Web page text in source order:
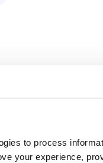
to process
your experience,